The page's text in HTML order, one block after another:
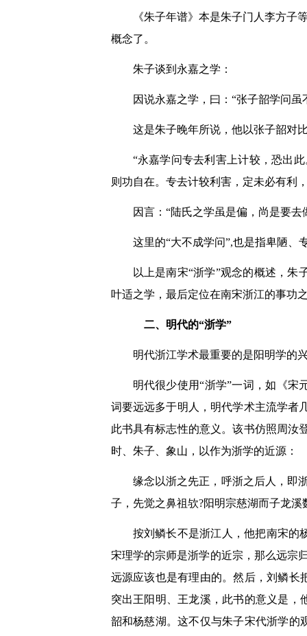
《朱子年谱》本是朱子门人李方子
概念了。
朱子谈到永嘉之学：
因说永嘉之学，曰：“张子韶学问
这是朱子晚年所说，他以张子韶对
“永嘉学问专去利害上计较，恐出
则功自在。专去计较利害，定未必有利
因言：“陆氏之学虽是偏，尚是要
这里的“大不成学问”,也是指卑陋、
以上是南宋“浙学”观念的概述，朱
叶适之学，最后定位在南宋浙江的事功
二、明代的“浙学”
明代浙江学术最重要的是阳明学的
明代很少使用“浙学”一词，如《宋
词要远远多于明人，明代学术主流学者
此书具有标志性的意义。该书仿照周汝
时、朱子、象山，以作为浙学的近源：
缘念以浙之先正，呼浙之后人，即
子，先觉之鼻祖欤?阳明宗慈湖而子龙
按刘鳞长不是浙江人，他把南宋的
宋理学的宗师是浙学的近宗，那么远宗
远源应该也是有理由的。然后，刘鳞长
突出王阳明、王龙溪，此书的意义是
韶和杨慈湖。这不仅与朱子宋代浙学的